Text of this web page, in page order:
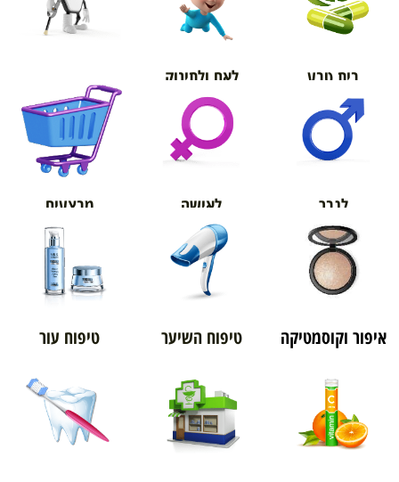
בית טבע לאם ולתינוק
אורטופדיה
לגבר לאישה מבצעים
איפור וקוסמטיקה טיפוח השיער טיפוח עור